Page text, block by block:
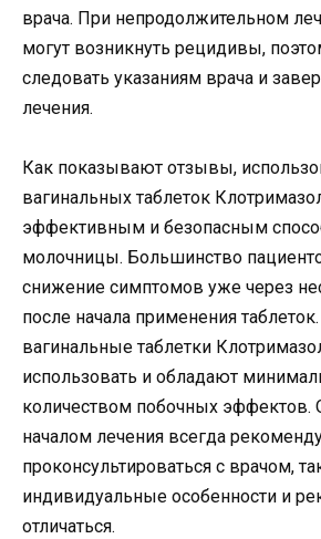
врача. При непродолжительном
могут возникнуть рецидивы,
следовать указаниям врача и
лечения.
Как показывают отзывы,
вагинальных таблеток
эффективным и безопасным
молочницы. Большинство
снижение симптомов уже через
после начала применения
вагинальные таблетки
использовать и обладают
количеством побочных эффектов.
началом лечения всегда
проконсультироваться с врачом,
индивидуальные особенности и
отличаться.